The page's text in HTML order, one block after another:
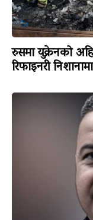
रुसमा युक्रेनको
रिफाइनरी निशानामा